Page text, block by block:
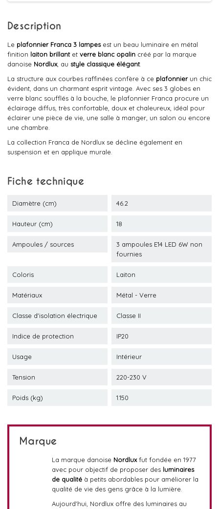
Description
Le plafonnier Franca 3 lampesest un beau luminaire en métal
finition laiton brillantet verre blanc opalin créé par la marque
danoise Nordlux, au style classique élégant.
La structure aux courbes raffinées confère à ce plafonnierun chic
évident, dans un charmant esprit vintage. Avec ses 3 globes en
verre blanc soufflés à la bouche, le plafonnier Franca procure un
éclairage diffus, très confortable, doux et chaleureux, idéal pour
éclairer une pièce de vie, une salle à manger, un salon ou encore
une chambre.
La collection Franca de Nordlux se décline également en
suspension et en applique murale.
Fiche technique
Diamètre (cm) 46.2
Hauteur (cm) 18
Ampoules / sources
3 ampoules E14 LED 6W non
fournies
Coloris Laiton
Matériaux Métal - Verre
Classe d'isolation électrique Classe II
Indice de protection IP20
Usage Intérieur
Tension 220-230 V
Poids (kg) 1.150
Marque
La marque danoise Nordluxfut fondée en 1977
avec pour objectif de proposer des luminaires
de qualitéà petits abordables pour améliorer la
qualité de vie des gens grâce à la lumière.
Aujourd'hui, Nordlux offre des luminaires au